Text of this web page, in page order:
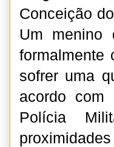
Conceição
Um menino
formalmente
sofrer uma
acordo com
Polícia